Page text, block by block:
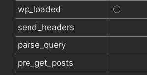
wp_loaded
〇
send_headers
parse_query
pre_get_posts